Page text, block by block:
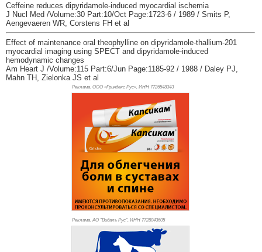
Ceffeine reduces dipyridamole-induced myocardial ischemia
J Nucl Med /Volume:30 Part:10/Oct Page:1723-6 / 1989 / Smits P,
Aengevaeren WR, Corstens FH et al
Effect of maintenance oral theophylline on dipyridamole-thallium-201
myocardial imaging using SPECT and dipyridamole-induced
hemodynamic changes
Am Heart J /Volume:115 Part:6/Jun Page:1185-92 / 1988 / Daley PJ,
Mahn TH, Zielonka JS et al
Реклама. ООО «Гриндекс Рус», ИНН 7726548343
Реклама. АО "Видаль Рус", ИНН 7728043605